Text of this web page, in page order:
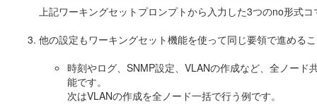
上記ワーキングセットプロンプトから入力した3つのno形式
他の設定もワーキングセット機能を使って同じ要領で進める
時刻やログ、SNMP設定、VLANの作成など、全ノー
能です。
次はVLANの作成を全ノード一括で行う例です。